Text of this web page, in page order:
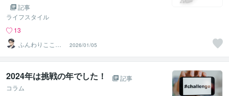
記事
ライフスタイル
13
ふんわりこころ
サポート☘️みち
まさ
2026/01/05
2024年は挑戦の年でした！
記事
コラム